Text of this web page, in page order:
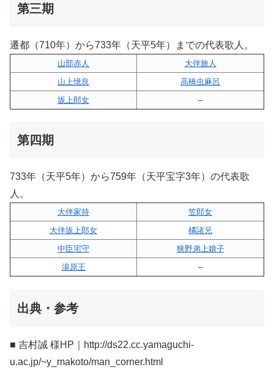
第三期
遷都（710年）から733年（天平5年）までの代表歌人。
山部赤人
大伴旅人
山上憶良
高橋虫麻呂
坂上郎女
–
第四期
733年（天平5年）から759年（天平宝字3年）の代表歌
人。
大伴家持
笠郎女
大伴坂上郎女
橘諸兄
中臣宅守
狭野弟上娘子
湯原王
–
出典・参考
■ 吉村誠 様HP｜http://ds22.cc.yamaguchi-
u.ac.jp/~y_makoto/man_corner.html